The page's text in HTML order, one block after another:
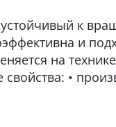
к
и
на
•
однослойной